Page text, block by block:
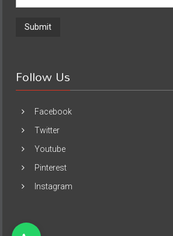
Follow Us
Facebook
Twitter
Youtube
Pinterest
Instagram